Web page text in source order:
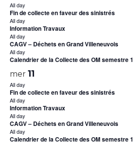
All day
Fin de collecte en faveur des sinistrés
All day
Information Travaux
All day
CAGV – Déchets en Grand Villeneuvois
All day
Calendrier de la Collecte des OM semestre 1
mer 11
All day
Fin de collecte en faveur des sinistrés
All day
Information Travaux
All day
CAGV – Déchets en Grand Villeneuvois
All day
Calendrier de la Collecte des OM semestre 1